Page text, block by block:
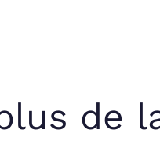
de